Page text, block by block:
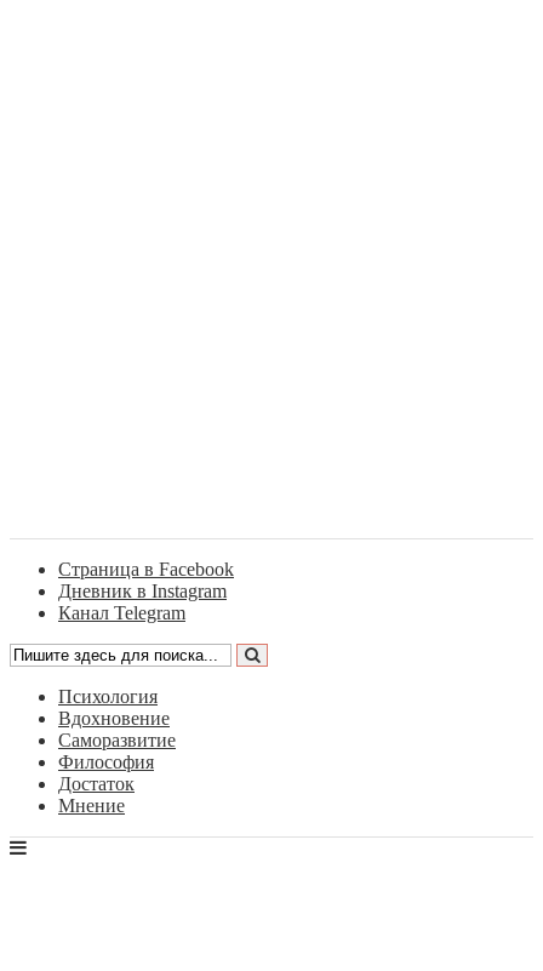
Страница в Facebook
Дневник в Instagram
Канал Telegram
Психология
Вдохновение
Саморазвитие
Философия
Достаток
Мнение